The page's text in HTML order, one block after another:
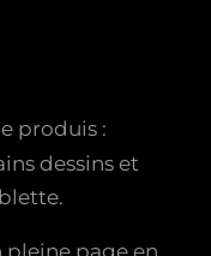
produis :
dessins et